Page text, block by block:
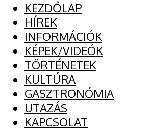
KEZDŐLAP
HÍREK
INFORMÁCIÓK
KÉPEK/VIDEÓK
TÖRTÉNETEK
KULTÚRA
GASZTRONÓMIA
UTAZÁS
KAPCSOLAT